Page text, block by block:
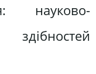
науково-